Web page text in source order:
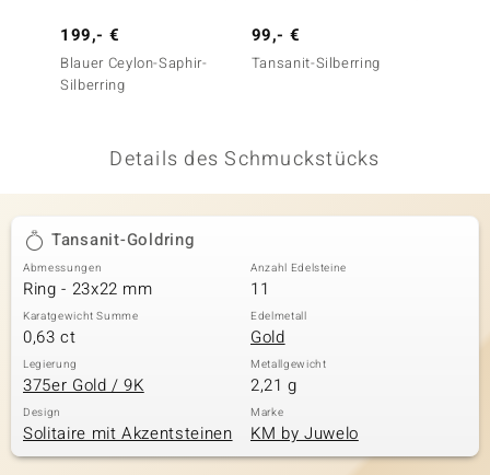
Classics
199,- €
Blauer Ceylon-Saphir-
Silberring
99,- €
Tansanit-Silberring
Details des Schmuckstücks
Tansanit-Goldring
Abmessungen
Ring - 23x22 mm
Anzahl Edelsteine
11
Karatgewicht Summe
0,63 ct
Edelmetall
Gold
Legierung
375er Gold / 9K
Metallgewicht
2,21 g
Design
Solitaire mit Akzentsteinen
Marke
KM by Juwelo